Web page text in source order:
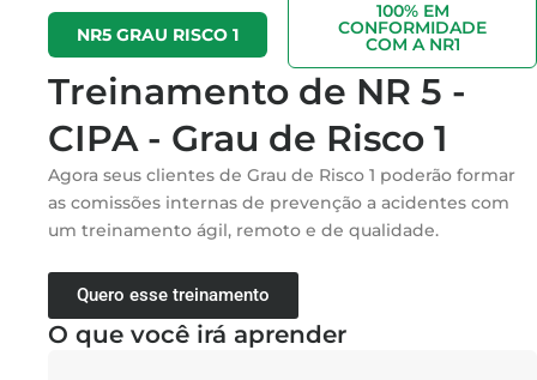
NR5 GRAU RISCO 1
100% EM
CONFORMIDADE
COM A NR1
Treinamento de NR 5 -
CIPA - Grau de Risco 1
Agora seus clientes de Grau de Risco 1 poderão formar
as comissões internas de prevenção a acidentes com
um treinamento ágil, remoto e de qualidade.
Quero esse treinamento
O que você irá aprender